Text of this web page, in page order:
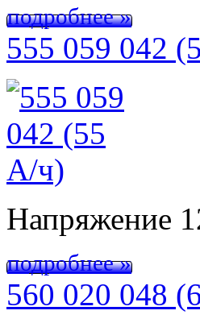
подробнее »
555 059 042
Напряжение
подробнее »
560 020 048